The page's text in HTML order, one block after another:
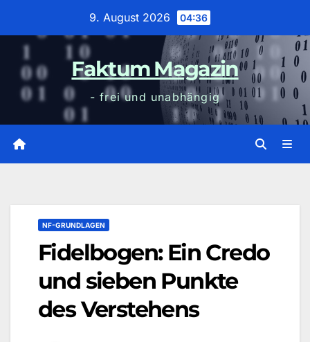
9. August 2026 04:36
Faktum Magazin
- frei und unabhängig
NF-GRUNDLAGEN
Fidelbogen: Ein Credo
und sieben Punkte
des Verstehens